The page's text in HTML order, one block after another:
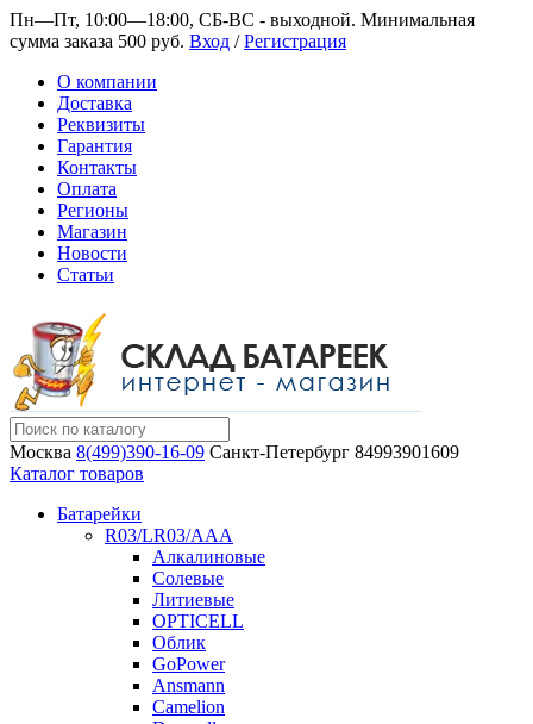
Пн—Пт, 10:00—18:00, СБ-ВС - выходной. Минимальная
сумма заказа 500 руб. Вход /Регистрация
О компании
Доставка
Реквизиты
Гарантия
Контакты
Оплата
Регионы
Магазин
Новости
Статьи
Москва 8(499)390-16-09 Санкт-Петербург 84993901609
Каталог товаров
Батарейки
R03/LR03/AAA
Алкалиновые
Солевые
Литиевые
OPTICELL
Облик
GoPower
Ansmann
Camelion